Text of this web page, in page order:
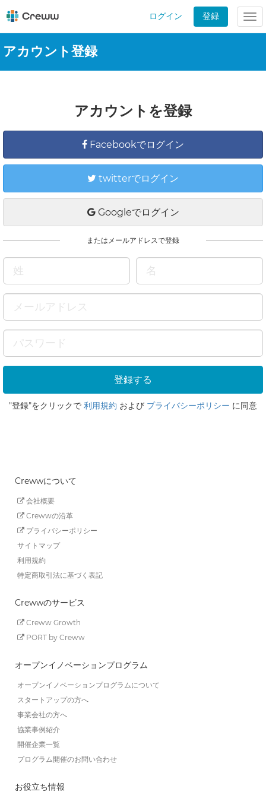
ログイン 登録
アカウント登録
アカウントを登録
Facebookでログイン
twitterでログイン
Googleでログイン
またはメールアドレスで登録
"登録"をクリックで 利用規約 および プライバシーポリシー に同意
Crewwについて
会社概要
Crewwの沿革
プライバシーポリシー
サイトマップ
利用規約
特定商取引法に基づく表記
Crewwのサービス
Creww Growth
PORT by Creww
オープンイノベーションプログラム
オープンイノベーションプログラムについて
スタートアップの方へ
事業会社の方へ
協業事例紹介
開催企業一覧
プログラム開催のお問い合わせ
お役立ち情報